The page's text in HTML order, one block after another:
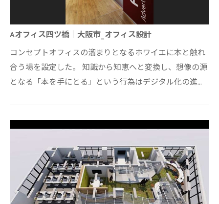
Aオフィス四ツ橋｜大阪市_オフィス設計
コンセプトオフィスの溜まりとなるホワイエに本と触れ
合う場を設定した。 知識から知恵へと変換し、想像の源
となる「本を手にとる」という行為はデジタル化の進む